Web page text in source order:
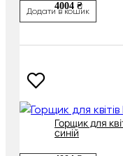
4004 ₴
Додати в кошик
Горщик для
синій